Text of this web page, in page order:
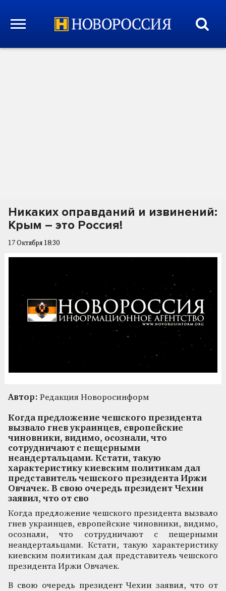
Никаких оправданий и извинений:
Крым – это Россия!
17 Октября 18:30
Автор: Редакция Новоросинформ
Когда предложение чешского президента
вызвало гнев украинцев, европейские
чиновники, видимо, осознали, что
сотрудничают с пещерными
неандертальцами. Кстати, такую
характеристику киевским политикам дал
представитель чешского президента Иржи
Овчачек. В свою очередь президент Чехии
заявил, что от сво
Когда предложение чешского президента вызвало
гнев украинцев, европейские чиновники, видимо,
осознали, что сотрудничают с пещерными
неандертальцами. Кстати, такую характеристику
киевским политикам дал представитель чешского
президента Иржи Овчачек.
В свою очередь президент Чехии заявил, что от